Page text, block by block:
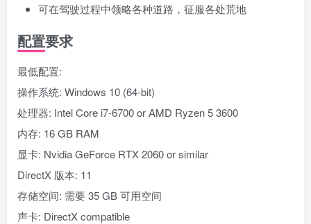
可在驾驶过程中领略各种道路，征服各处荒地
配置要求
最低配置:
操作系统: Windows 10 (64-bit)
处理器: Intel Core i7-6700 or AMD Ryzen 5 3600
内存: 16 GB RAM
显卡: Nvidia GeForce RTX 2060 or similar
DirectX 版本: 11
存储空间: 需要 35 GB 可用空间
声卡: DirectX compatible